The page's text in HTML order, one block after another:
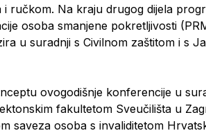
ručkom. Na kraju drugog dijela
osoba smanjene pokretljivosti
u suradnji s Civilnom zaštitom i s
ovogodišnje konferencije u
fakultetom Sveučilišta u
saveza osoba s invaliditetom